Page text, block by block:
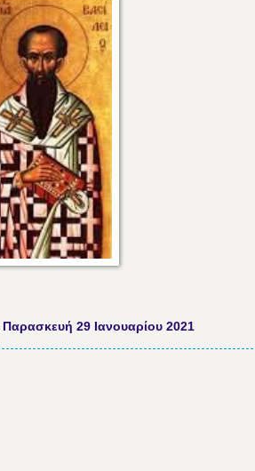
Παρασκευή 29 Ιανουαρίου 2021